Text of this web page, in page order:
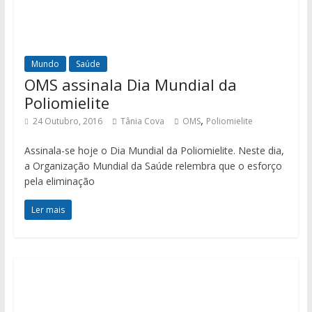
Mundo Saúde
OMS assinala Dia Mundial da
Poliomielite
24 Outubro, 2016 Tânia Cova OMS, Poliomielite
Assinala-se hoje o Dia Mundial da Poliomielite. Neste dia,
a Organização Mundial da Saúde relembra que o esforço
pela eliminação
Ler mais